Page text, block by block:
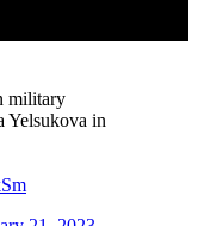
military
Yelsukova in